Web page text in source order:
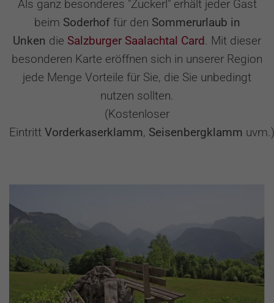
Als ganz besonderes "Zuckerl" erhält jeder Gast
beim Soderhoffür den Sommerurlaub in
Unken die Salzburger Saalachtal Card. Mit dieser
besonderen Karte eröffnen sich in unserer Region
jede Menge Vorteile für Sie, die Sie unbedingt
nutzen sollten.
(Kostenloser
Eintritt Vorderkaserklamm, Seisenbergklamm uvm.)